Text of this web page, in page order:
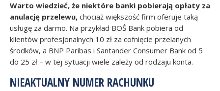
Warto wiedzieć, że niektóre banki pobierają opłaty za
anulację przelewu, chociaż większość firm oferuje taką
usługę za darmo. Na przykład BOŚ Bank pobiera od
klientów profesjonalnych 10 zł za cofnięcie przelanych
środków, a BNP Paribas i Santander Consumer Bank od 5
do 25 zł – w tej sytuacji wiele zależy od rodzaju konta.
NIEAKTUALNY NUMER RACHUNKU